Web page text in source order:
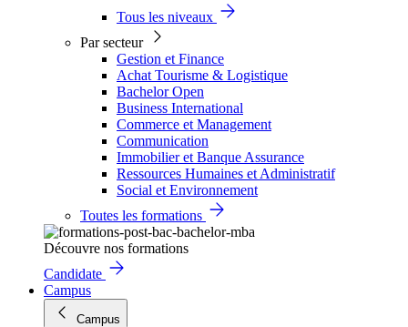
Tous les niveaux
Par secteur
Gestion et Finance
Achat Tourisme & Logistique
Bachelor Open
Business International
Commerce et Management
Communication
Immobilier et Banque Assurance
Ressources Humaines et Administratif
Social et Environnement
Toutes les formations
Découvre nos formations
Candidate
Campus
Campus